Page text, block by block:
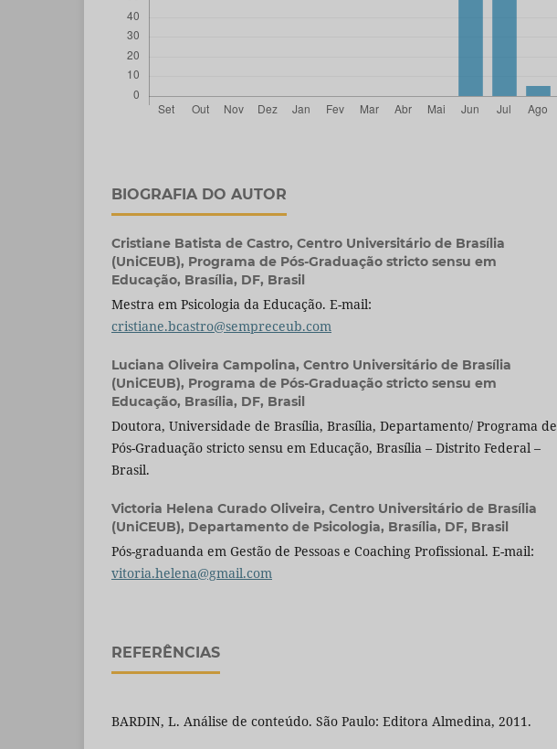
BIOGRAFIA DO AUTOR
Cristiane Batista de Castro, Centro Universitário de Brasília
(UniCEUB), Programa de Pós-Graduação stricto sensu em
Educação, Brasília, DF, Brasil
Mestra em Psicologia da Educação. E-mail:
cristiane.bcastro@sempreceub.com
Luciana Oliveira Campolina, Centro Universitário de Brasília
(UniCEUB), Programa de Pós-Graduação stricto sensu em
Educação, Brasília, DF, Brasil
Doutora, Universidade de Brasília, Brasília, Departamento/ Programa de
Pós-Graduação stricto sensu em Educação, Brasília – Distrito Federal –
Brasil.
Victoria Helena Curado Oliveira, Centro Universitário de Brasília
(UniCEUB), Departamento de Psicologia, Brasília, DF, Brasil
Pós-graduanda em Gestão de Pessoas e Coaching Profissional. E-mail:
vitoria.helena@gmail.com
REFERÊNCIAS
BARDIN, L. Análise de conteúdo. São Paulo: Editora Almedina, 2011.